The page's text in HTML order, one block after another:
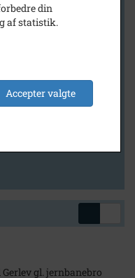
gl. jernbanebro
din
af statistik.
Accepter valgte